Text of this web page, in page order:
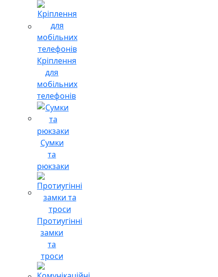
Кріплення
для
мобільних
телефонів
Сумки
та
рюкзаки
Протиугінні
замки
та
троси